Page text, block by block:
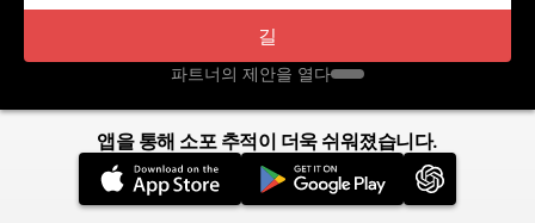
길
파트너의 제안을 열다
앱을 통해 소포 추적이 더욱 쉬워졌습니다.